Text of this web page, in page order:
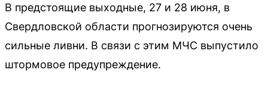
В предстоящие выходные, 27 и 28 июня, в
Свердловской области прогнозируются очень
сильные ливни. В связи с этим МЧС выпустило
штормовое предупреждение.